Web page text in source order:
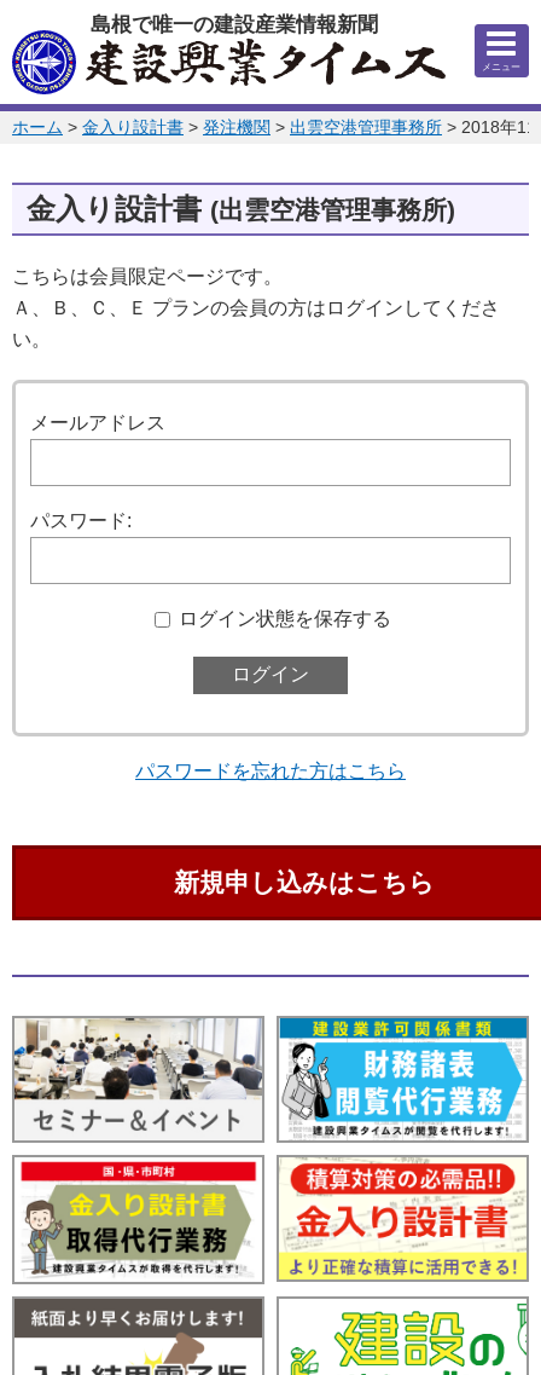
このページの本文へ
島根で唯一の建設産業情報新聞
メニュー
このページの位置:
ホーム > 金入り設計書 > 発注機関 > 出雲空港管理事務所 > 2018年
金入り設計書 (出雲空港管理事務所)
こちらは会員限定ページです。
Ａ、Ｂ、Ｃ、Ｅ プランの会員の方はログインしてくださ
い。
メールアドレス
パスワード:
ログイン状態を保存する
パスワードを忘れた方はこちら
新規申し込みはこちら